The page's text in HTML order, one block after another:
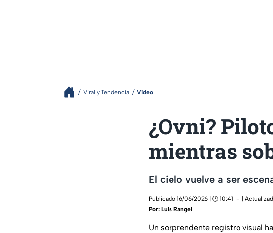
Viral y Tendencia Video
¿Ovni?
mientras
El cielo vuelve a ser
Publicado 16/06/2026 | 🕑 10:41
|
Por: Luis Rangel
Un sorprendente registro visual